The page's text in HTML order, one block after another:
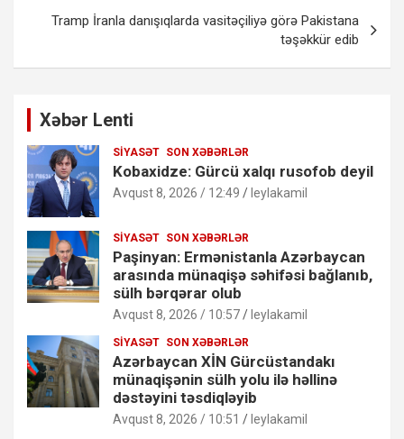
Tramp İranla danışıqlarda vasitəçiliyə görə Pakistana
təşəkkür edib
Xəbər Lenti
SIYASƏT SON XƏBƏRLƏR
Kobaxidze: Gürcü xalqı rusofob deyil
Avqust 8, 2026 / 12:49 leylakamil
SIYASƏT SON XƏBƏRLƏR
Paşinyan: Ermənistanla Azərbaycan
arasında münaqişə səhifəsi bağlanıb,
sülh bərqərar olub
Avqust 8, 2026 / 10:57 leylakamil
SIYASƏT SON XƏBƏRLƏR
Azərbaycan XİN Gürcüstandakı
münaqişənin sülh yolu ilə həllinə
dəstəyini təsdiqləyib
Avqust 8, 2026 / 10:51 leylakamil